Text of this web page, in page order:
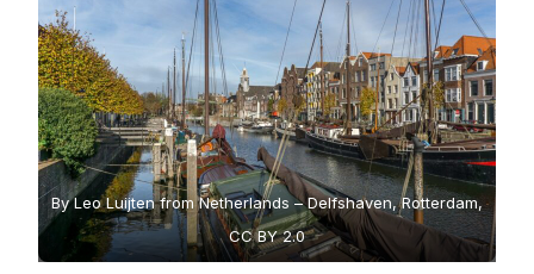
By Leo Luijten from Netherlands – Delfshaven, Rotterdam,
CC BY 2.0